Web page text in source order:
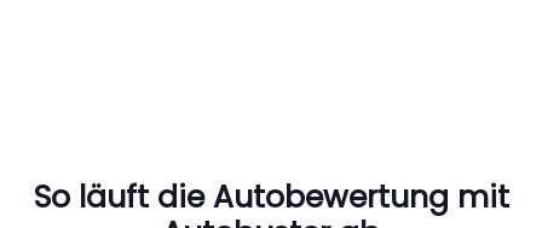
So läuft die Autobewertung mit